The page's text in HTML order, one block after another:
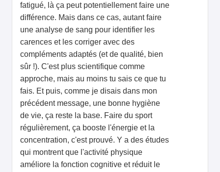
fatigué, là ça peut potentiellement faire une
différence. Mais dans ce cas, autant faire
une analyse de sang pour identifier les
carences et les corriger avec des
compléments adaptés (et de qualité, bien
sûr !). C'est plus scientifique comme
approche, mais au moins tu sais ce que tu
fais. Et puis, comme je disais dans mon
précédent message, une bonne hygiène
de vie, ça reste la base. Faire du sport
régulièrement, ça booste l'énergie et la
concentration, c'est prouvé. Y a des études
qui montrent que l'activité physique
améliore la fonction cognitive et réduit le